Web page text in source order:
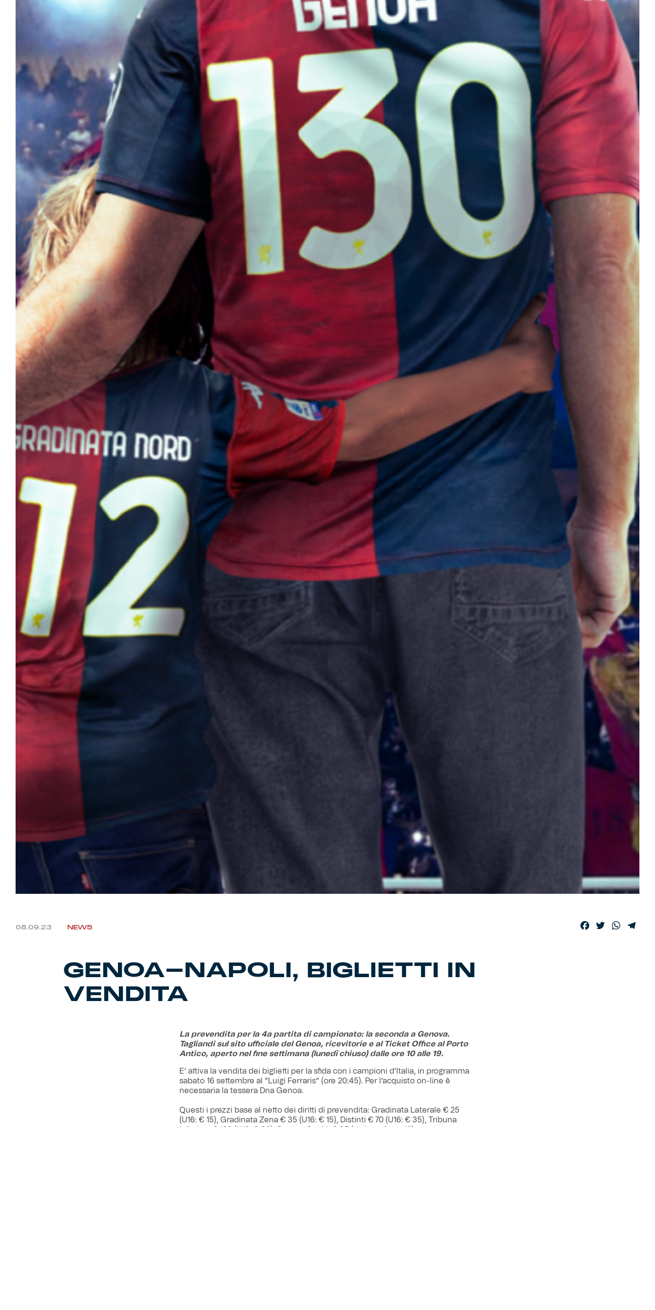
Robe di Kappa x Genoa
Vintage Collection
Red&Blue Voices
Party
Caffè Boasi x Genoa
Helan x Genoa
Isolani x Genoa
Gift Card Online Store
Fortissimo batte il mio cuor
08.09.23 NEWS Facebook
Twitter
GENOA-NAPOLI, BIGLIETTI IN
VENDITA
La prevendita per la 4a partita di campionato: la seconda a Genova.
Tagliandi sul sito ufficiale del Genoa, ricevitorie e al Ticket Office al Porto
Antico, aperto nel fine settimana (lunedì chiuso) dalle ore 10 alle 19.
E’ attiva la vendita dei biglietti per la sfida con i campioni d’Italia, in programma
sabato 16 settembre al “Luigi Ferraris” (ore 20:45). Per l’acquisto on-line è
necessaria la tessera Dna Genoa.
Questi i prezzi base al netto dei diritti di prevendita: Gradinata Laterale € 25
(U16: € 15), Gradinata Zena € 35 (U16: € 15), Distinti € 70 (U16: € 35), Tribuna